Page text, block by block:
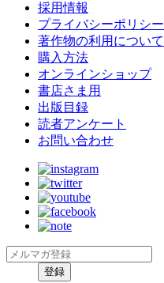
採用情報
プライバシーポリシー
著作物の利用について
購入方法
オンラインショップ
書店さま用
出版目録
読者アンケート
お問い合わせ